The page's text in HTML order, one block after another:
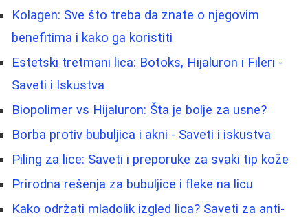
Kolagen: Sve što treba da znate o njegovim
benefitima i kako ga koristiti
Estetski tretmani lica: Botoks, Hijaluron i Fileri -
Saveti i Iskustva
Biopolimer vs Hijaluron: Šta je bolje za usne?
Borba protiv bubuljica i akni - Saveti i iskustva
Piling za lice: Saveti i preporuke za svaki tip kože
Prirodna rešenja za bubuljice i fleke na licu
Kako održati mladolik izgled lica? Saveti za anti-